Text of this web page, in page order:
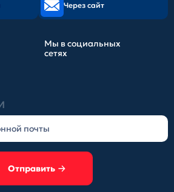
Отправить
Через сайт
Мы в социальных
сетях